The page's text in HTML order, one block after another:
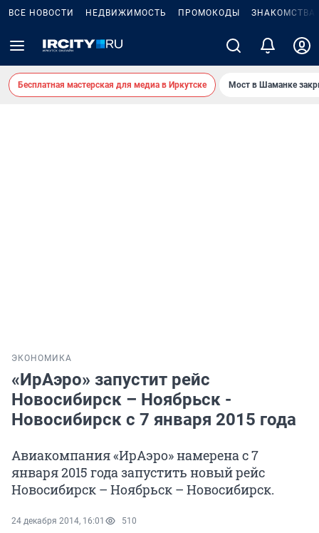
ВСЕ НОВОСТИ НЕДВИЖИМОСТЬ ПРОМОКОДЫ ЗНАКОМСТВА
Бесплатная мастерская для медиа в Иркутске Мост в Шаманке
ЭКОНОМИКА
«ИрАэро» запустит рейс
Новосибирск – Ноябрьск -
Новосибирск с 7 января 2015 года
Авиакомпания «ИрАэро» намерена с 7
января 2015 года запустить новый рейс
Новосибирск – Ноябрьск – Новосибирск.
24 декабря 2014, 16:01 510